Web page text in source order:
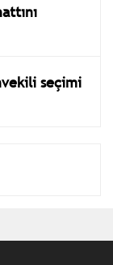
seçimi